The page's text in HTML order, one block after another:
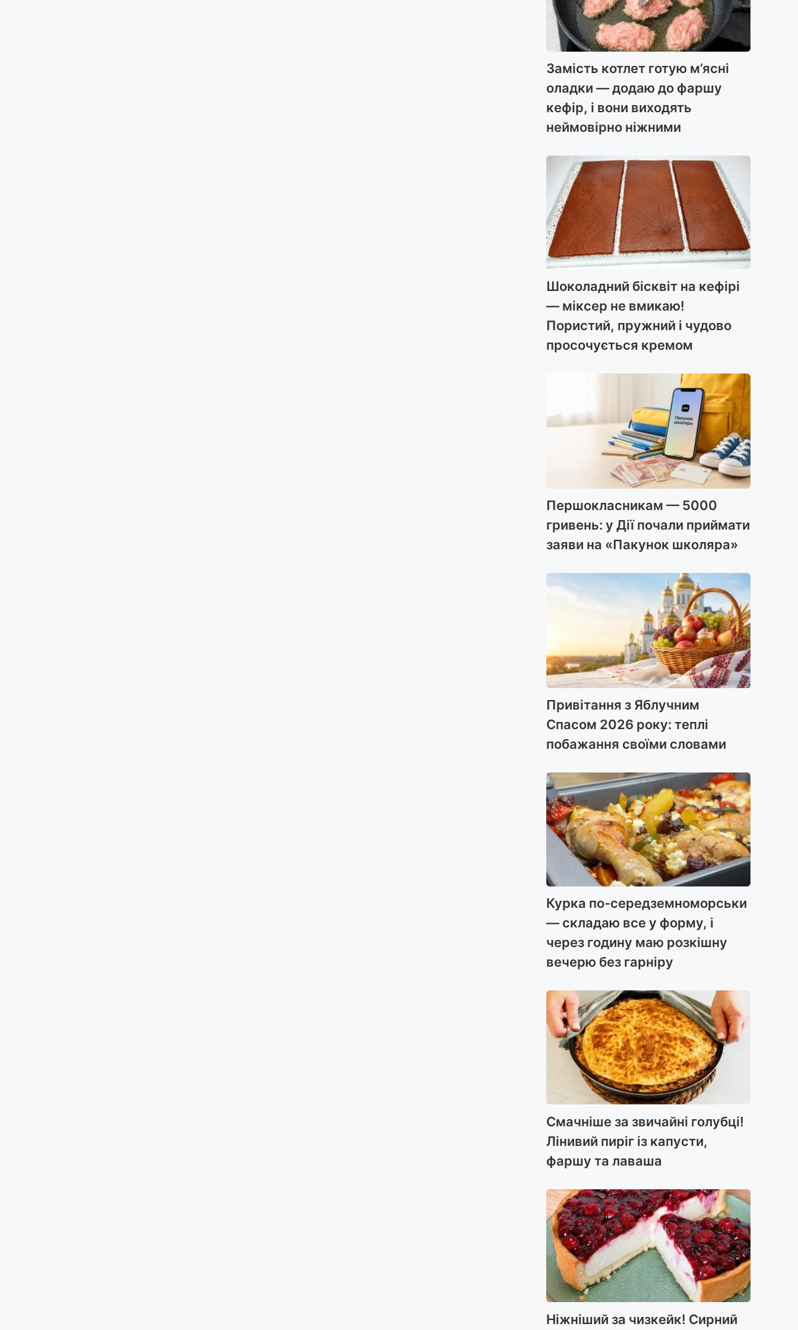
Замість котлет готую м’ясні
оладки — додаю до фаршу
кефір, і вони виходять
неймовірно ніжними
Шоколадний бісквіт на кефірі
— міксер не вмикаю!
Пористий, пружний і чудово
просочується кремом
Першокласникам — 5000
гривень: у Дії почали приймати
заяви на «Пакунок школяра»
Привітання з Яблучним
Спасом 2026 року: теплі
побажання своїми словами
Курка по-середземноморськи
— складаю все у форму, і
через годину маю розкішну
вечерю без гарніру
Смачніше за звичайні голубці!
Лінивий пиріг із капусти,
фаршу та лаваша
Ніжніший за чизкейк! Сирний